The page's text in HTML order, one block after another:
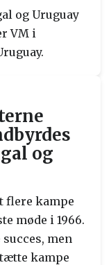
og Uruguay
VM i
og
flere kampe
møde i 1966.
men
kampe